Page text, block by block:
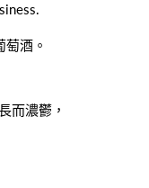
酒。
而濃鬱，